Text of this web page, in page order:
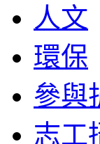
人文
環保
參與
志工